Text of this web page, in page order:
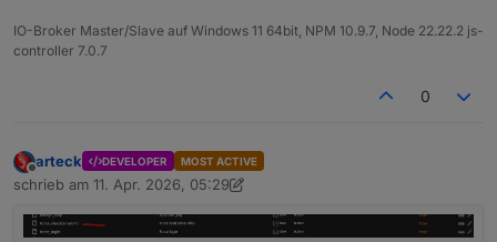
IO-Broker Master/Slave auf Windows 11 64bit, NPM 10.9.7, Node 22.22.2 js-
controller 7.0.7
0
Offline
arteck DEVELOPER MOST ACTIVE
schrieb am 11. Apr. 2026, 05:29
zuletzt editiert von arteck 4. Nov. 2026, 07:31